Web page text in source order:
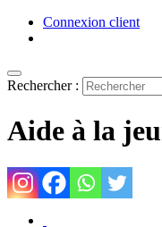
Connexion client
Rechercher :
Aide à la